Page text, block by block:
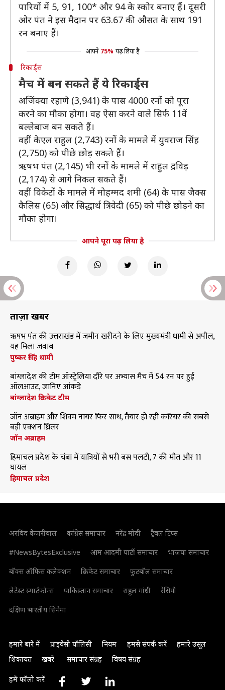
पारियों में 5, 91, 100* और 94 के स्कोर बनाए हैं। दूसरी
ओर पंत ने इस मैदान पर 63.67 की औसत के साथ 191
रन बनाए हैं।
आपने 75% पढ़ लिया है
रिकार्ड्स
मैच में बन सकते हैं ये रिकार्ड्स
अजिंक्या रहाणे (3,941) के पास 4000 रनों को पूरा
करने का मौका होगा। वह ऐसा करने वाले सिर्फ 11वें
बल्लेबाज बन सकते हैं।
वहीं केएल राहुल (2,743) रनों के मामले में युवराज सिंह
(2,750) को पीछे छोड़ सकते हैं।
ऋषभ पंत (2,145) भी रनों के मामले में राहुल द्रविड़
(2,174) से आगे निकल सकते हैं।
वहीं विकेटों के मामले में मोहम्मद शमी (64) के पास जैक्स
कैलिस (65) और सिद्धार्थ त्रिवेदी (65) को पीछे छोड़ने का
मौका होगा।
आपने पूरा पढ़ लिया है
ताज़ा खबरें
ऋषभ पंत की उत्तराखंड में जमीन खरीदने के लिए मुख्यमंत्री धामी से अपील,
यह मिला जवाब
पुष्कर सिंह धामी
बांग्लादेश की टीम ऑस्ट्रेलिया दौरे पर अभ्यास मैच में 54 रन पर हुई
ऑलआउट, जानिए आंकड़े
बांग्लादेश क्रिकेट टीम
जॉन अब्राहम और शिवम नायर फिर साथ, तैयार हो रही करियर की सबसे
बड़ी एक्शन थ्रिलर
जॉन अब्राहम
हिमाचल प्रदेश के चंबा में यात्रियों से भरी बस पलटी, 7 की मौत और 11
घायल
हिमाचल प्रदेश
अरविंद केजरीवाल कांग्रेस समाचार नरेंद्र मोदी
ट्रैवल टिप्स
#NewsBytesExclusive
आम आदमी पार्टी समाचार
भाजपा समाचार
बॉक्स ऑफिस कलेक्शन
क्रिकेट समाचार
फुटबॉल समाचार
लेटेस्ट स्मार्टफोन्स
पाकिस्तान समाचार राहुल गांधी
रेसिपी
दक्षिण भारतीय सिनेमा
हमारे बारे में प्राइवेसी पॉलिसी नियम हमसे संपर्क करें
हमारे उसूल
शिकायत
खबरें समाचार संग्रह विषय संग्रह
हमें फॉलो करें